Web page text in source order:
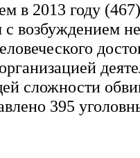
в 2013 году
с возбуждением
сложности
395